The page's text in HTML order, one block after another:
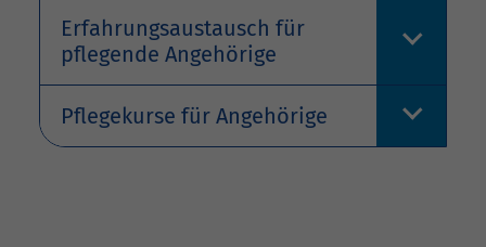
Erfahrungsaustausch für
pflegende Angehörige
Pflegekurse für Angehörige